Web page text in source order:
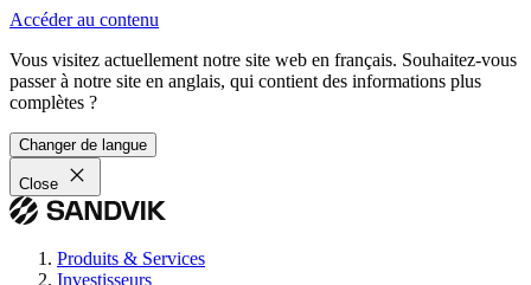
Accéder au contenu
Vous visitez actuellement notre site web en français. Souhaitez-vous
passer à notre site en anglais, qui contient des informations plus
complètes ?
Changer de langue
Close
Produits & Services
Investisseurs